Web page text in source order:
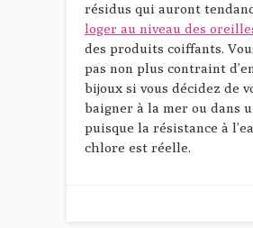
résidus qui auront
loger au niveau des
des produits coiffants.
pas non plus contraint
bijoux si vous décidez de
baigner à la mer ou dans
puisque la résistance à
chlore est réelle.